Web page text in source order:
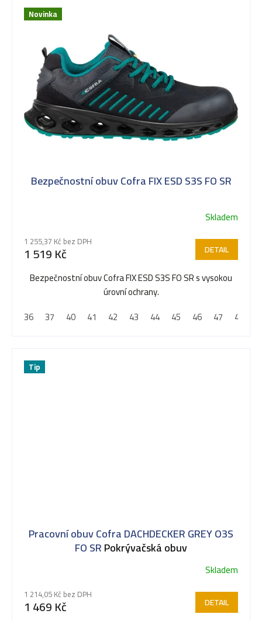
Novinka
Bezpečnostní obuv Cofra FIX ESD S3S FO SR
Skladem
1 255,37 Kč bez DPH
1 519 Kč DETAIL
Bezpečnostní obuv Cofra FIX ESD S3S FO SR s vysokou
úrovní ochrany.
36
37 40 41 42 43 44 45 46 47 48
Tip
Pracovní obuv Cofra DACHDECKER GREY O3S
FO SRPokrývačská obuv
Skladem
1 214,05 Kč bez DPH
1 469 Kč DETAIL